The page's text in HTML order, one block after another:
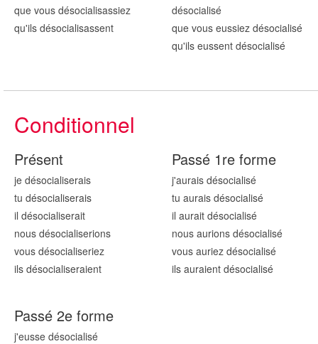
que vous désocialisassiez
qu'ils désocialisassent
désocialisé
que vous eussiez désocialisé
qu'ils eussent désocialisé
Conditionnel
Présent
je désocialiserais
tu désocialiserais
il désocialiserait
nous désocialiserions
vous désocialiseriez
ils désocialiseraient
Passé 1re forme
j'aurais désocialisé
tu aurais désocialisé
il aurait désocialisé
nous aurions désocialisé
vous auriez désocialisé
ils auraient désocialisé
Passé 2e forme
j'eusse désocialisé